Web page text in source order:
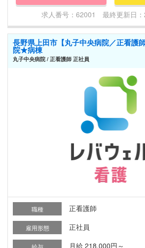
求人番号：62001 最終更新日
長野県上田市【丸子中央病院／正看護
院★病棟
丸子中央病院 / 正看護師 正社員
職種 正看護師
雇用形態 正社員
給与 月給 218,000円～